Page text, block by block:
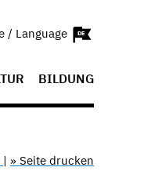
/ Language
BILDUNG
| » Seite drucken